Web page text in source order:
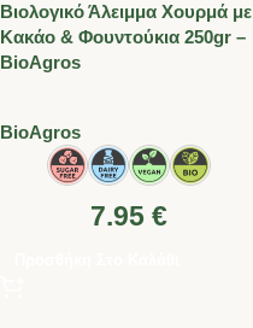
Βιολογικό Άλειμμα Χουρμά με
Κακάο & Φουντούκια 250gr –
BioAgros
BioAgros
7.95 €